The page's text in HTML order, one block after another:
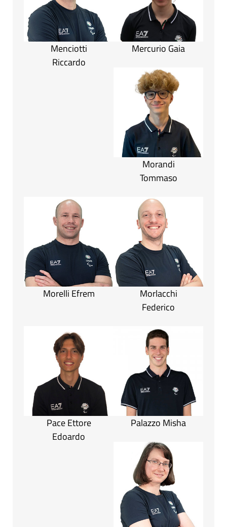
Menciotti
Riccardo
Mercurio Gaia
Morandi
Tommaso
Morelli Efrem
Morlacchi
Federico
Pace Ettore
Edoardo
Palazzo Misha